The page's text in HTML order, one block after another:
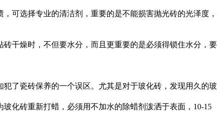
可选择专业的清洁剂，重要的是不能损害抛光砖的光泽度，
干燥时，不但要水分，而且更重要的是必须得锁住水分，要
了瓷砖保养的一个误区。尤其是对于玻化砖，发现用久的玻
化砖重新打蜡，必须用不加水的除蜡剂泼洒于表面，10-15